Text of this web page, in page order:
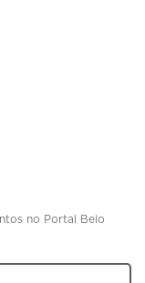
no Portal Belo